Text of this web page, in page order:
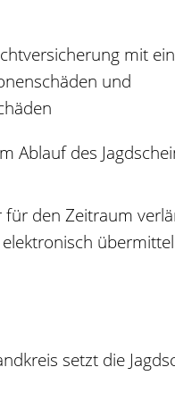
mit
und
Ablauf des
den Zeitraum
setzt die